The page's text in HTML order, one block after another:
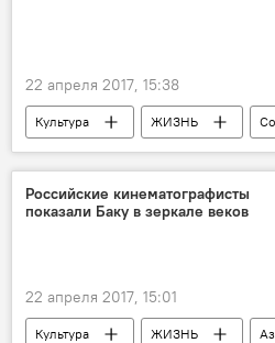
22 апреля 2017, 15:38
Культура ЖИЗНЬ
Новости
Новости мира
Джек Николсон
День
Актер
Юбилей
Российские кинематографисты
показали Баку в зеркале веков
22 апреля 2017, 15:01
Культура ЖИЗНЬ